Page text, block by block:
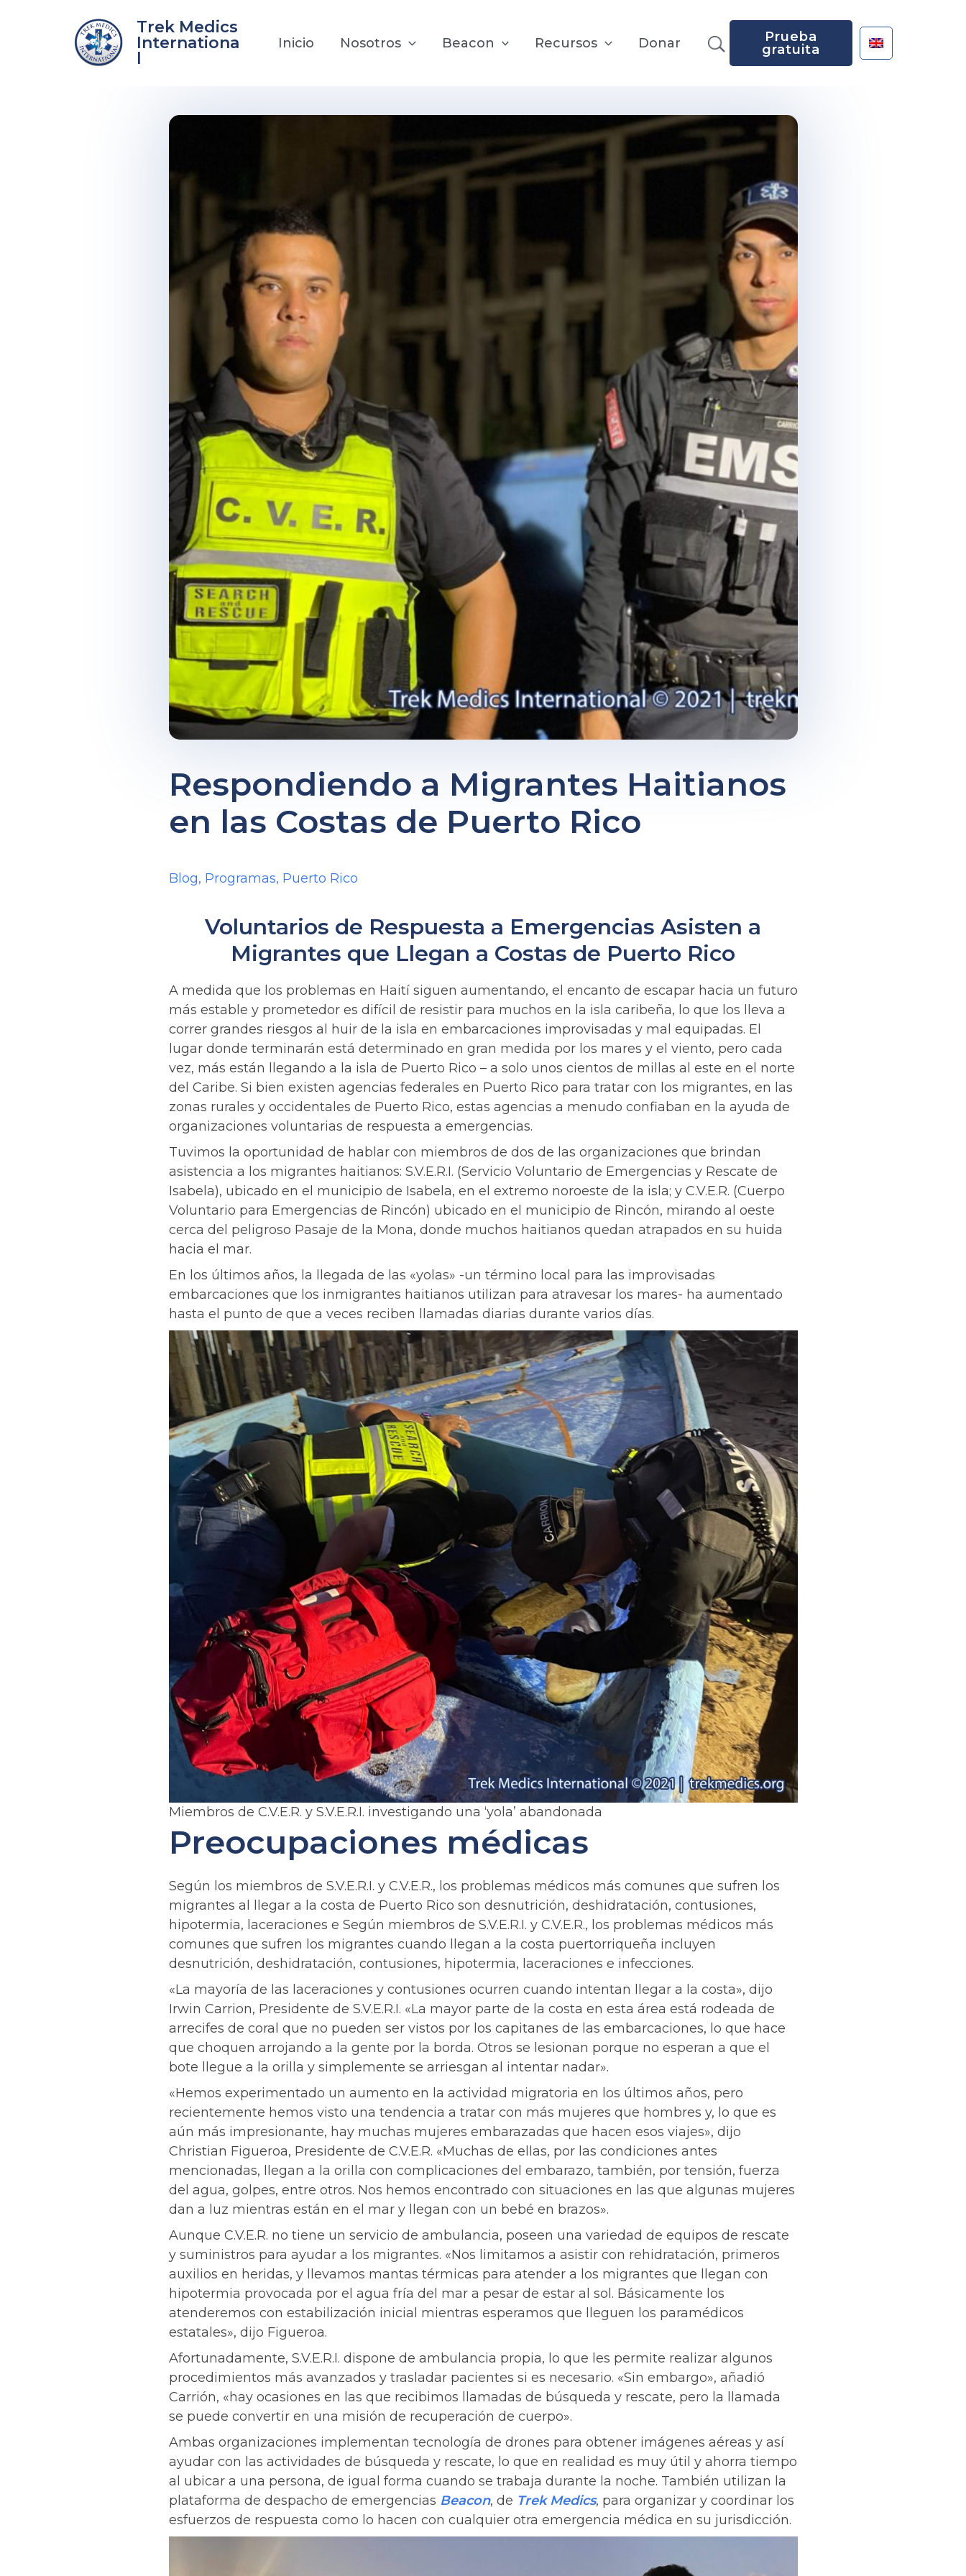
Trek Medics
Internationa
Inicio Nosotros Beacon Recursos Donar
Prueba
gratuita
Respondiendo a Migrantes Haitianos
en las Costas de Puerto Rico
Blog, Programas, Puerto Rico
Voluntarios de Respuesta a Emergencias Asisten a
Migrantes que Llegan a Costas de Puerto Rico
A medida que los problemas en Haití siguen aumentando, el encanto de escapar hacia un futuro
más estable y prometedor es difícil de resistir para muchos en la isla caribeña, lo que los lleva a
correr grandes riesgos al huir de la isla en embarcaciones improvisadas y mal equipadas. El
lugar donde terminarán está determinado en gran medida por los mares y el viento, pero cada
vez, más están llegando a la isla de Puerto Rico – a solo unos cientos de millas al este en el norte
del Caribe. Si bien existen agencias federales en Puerto Rico para tratar con los migrantes, en las
zonas rurales y occidentales de Puerto Rico, estas agencias a menudo confiaban en la ayuda de
organizaciones voluntarias de respuesta a emergencias.
Tuvimos la oportunidad de hablar con miembros de dos de las organizaciones que brindan
asistencia a los migrantes haitianos: S.V.E.R.I. (Servicio Voluntario de Emergencias y Rescate de
Isabela), ubicado en el municipio de Isabela, en el extremo noroeste de la isla; y C.V.E.R. (Cuerpo
Voluntario para Emergencias de Rincón) ubicado en el municipio de Rincón, mirando al oeste
cerca del peligroso Pasaje de la Mona, donde muchos haitianos quedan atrapados en su huida
hacia el mar.
En los últimos años, la llegada de las «yolas» -un término local para las improvisadas
embarcaciones que los inmigrantes haitianos utilizan para atravesar los mares- ha aumentado
hasta el punto de que a veces reciben llamadas diarias durante varios días.
Miembros de C.V.E.R. y S.V.E.R.I. investigando una ‘yola’ abandonada
Preocupaciones médicas
Según los miembros de S.V.E.R.I. y C.V.E.R., los problemas médicos más comunes que sufren los
migrantes al llegar a la costa de Puerto Rico son desnutrición, deshidratación, contusiones,
hipotermia, laceraciones e Según miembros de S.V.E.R.I. y C.V.E.R., los problemas médicos más
comunes que sufren los migrantes cuando llegan a la costa puertorriqueña incluyen
desnutrición, deshidratación, contusiones, hipotermia, laceraciones e infecciones.
«La mayoría de las laceraciones y contusiones ocurren cuando intentan llegar a la costa», dijo
Irwin Carrion, Presidente de S.V.E.R.I. «La mayor parte de la costa en esta área está rodeada de
arrecifes de coral que no pueden ser vistos por los capitanes de las embarcaciones, lo que hace
que choquen arrojando a la gente por la borda. Otros se lesionan porque no esperan a que el
bote llegue a la orilla y simplemente se arriesgan al intentar nadar».
«Hemos experimentado un aumento en la actividad migratoria en los últimos años, pero
recientemente hemos visto una tendencia a tratar con más mujeres que hombres y, lo que es
aún más impresionante, hay muchas mujeres embarazadas que hacen esos viajes», dijo
Christian Figueroa, Presidente de C.V.E.R. «Muchas de ellas, por las condiciones antes
mencionadas, llegan a la orilla con complicaciones del embarazo, también, por tensión, fuerza
del agua, golpes, entre otros. Nos hemos encontrado con situaciones en las que algunas mujeres
dan a luz mientras están en el mar y llegan con un bebé en brazos».
Aunque C.V.E.R. no tiene un servicio de ambulancia, poseen una variedad de equipos de rescate
y suministros para ayudar a los migrantes. «Nos limitamos a asistir con rehidratación, primeros
auxilios en heridas, y llevamos mantas térmicas para atender a los migrantes que llegan con
hipotermia provocada por el agua fría del mar a pesar de estar al sol. Básicamente los
atenderemos con estabilización inicial mientras esperamos que lleguen los paramédicos
estatales», dijo Figueroa.
Afortunadamente, S.V.E.R.I. dispone de ambulancia propia, lo que les permite realizar algunos
procedimientos más avanzados y trasladar pacientes si es necesario. «Sin embargo», añadió
Carrión, «hay ocasiones en las que recibimos llamadas de búsqueda y rescate, pero la llamada
se puede convertir en una misión de recuperación de cuerpo».
Ambas organizaciones implementan tecnología de drones para obtener imágenes aéreas y así
ayudar con las actividades de búsqueda y rescate, lo que en realidad es muy útil y ahorra tiempo
al ubicar a una persona, de igual forma cuando se trabaja durante la noche. También utilizan la
plataforma de despacho de emergencias Beacon, de Trek Medics, para organizar y coordinar los
esfuerzos de respuesta como lo hacen con cualquier otra emergencia médica en su jurisdicción.